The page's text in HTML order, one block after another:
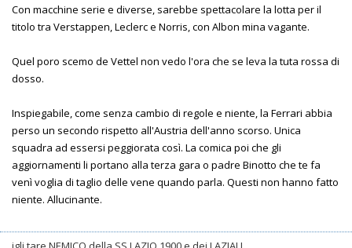
Con macchine serie e diverse, sarebbe spettacolare la lotta per il
titolo tra Verstappen, Leclerc e Norris, con Albon mina vagante.
Quel poro scemo de Vettel non vedo l'ora che se leva la tuta rossa di
dosso.
Inspiegabile, come senza cambio di regole e niente, la Ferrari abbia
perso un secondo rispetto all'Austria dell'anno scorso. Unica
squadra ad essersi peggiorata così. La comica poi che gli
aggiornamenti li portano alla terza gara o padre Binotto che te fa
venì voglia di taglio delle vene quando parla. Questi non hanno fatto
niente. Allucinante.